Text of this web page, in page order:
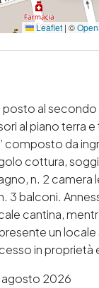
Leaflet | ©
al secondo
al piano terra
composto da
cottura,
n. 2 camera
3 balconi.
cantina,
un
in proprietà
agosto 2026